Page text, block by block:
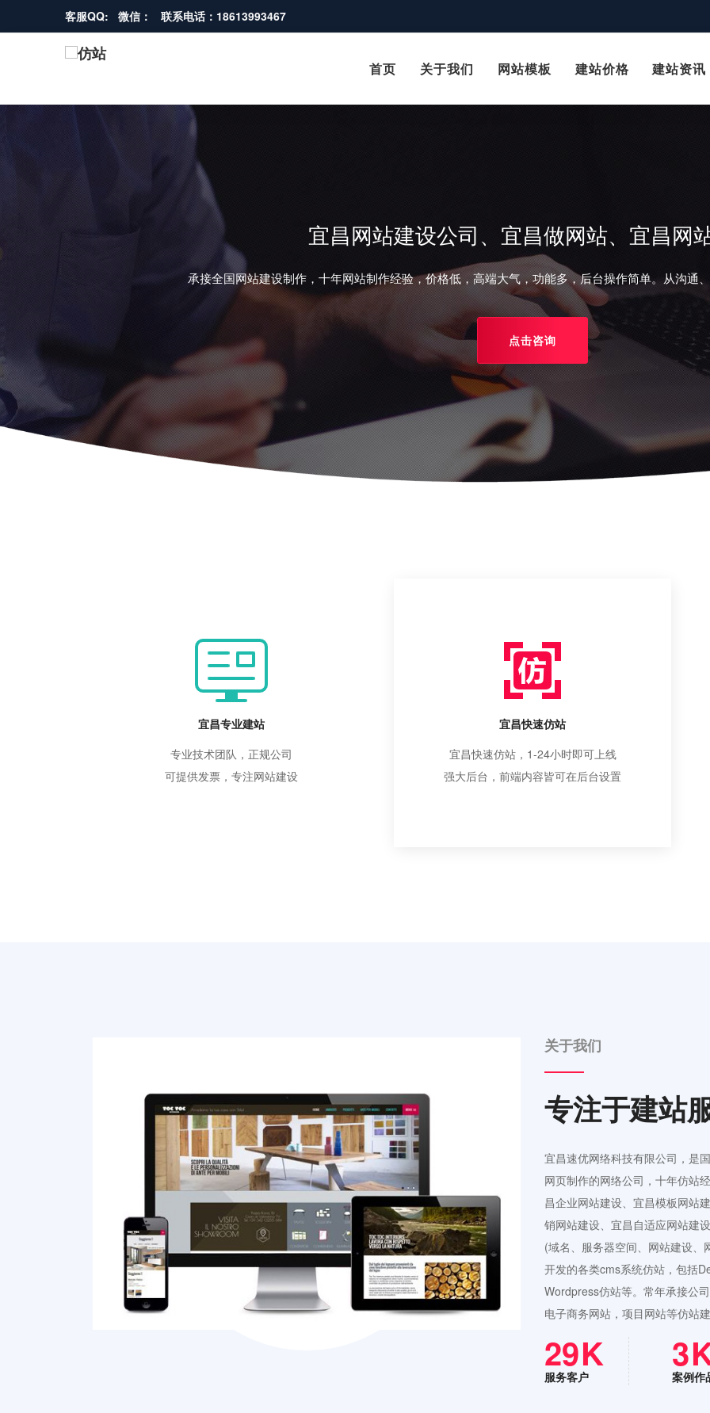
客服QQ: 微信： 联系电话：18613993467
首页 关于我们 网站模板 建站价格 建站资讯
宜昌网站建设公司、宜昌做网站、宜昌网
承接全国网站建设制作，十年网站制作经验，价格低，高端大气，功能多，后台操作简单。从沟通
点击咨询
宜昌专业建站
专业技术团队，正规公司
可提供发票，专注网站建设
宜昌快速仿站
宜昌快速仿站，1-24小时即可上线
强大后台，前端内容皆可在后台设置
关于我们
专注于建站
宜昌速优网络科技有限公司，是
网页制作的网络公司，十年仿站
昌企业网站建设、宜昌模板网站
销网站建设、宜昌自适应网站建
(域名、服务器空间、网站建设
开发的各类cms系统仿站，包括
Wordpress仿站等。常年承接公
电子商务网站，项目网站等仿站
42
服务客户
4
案例作